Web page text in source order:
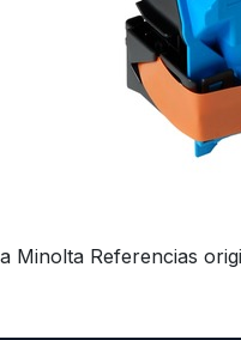
Minolta Referencias